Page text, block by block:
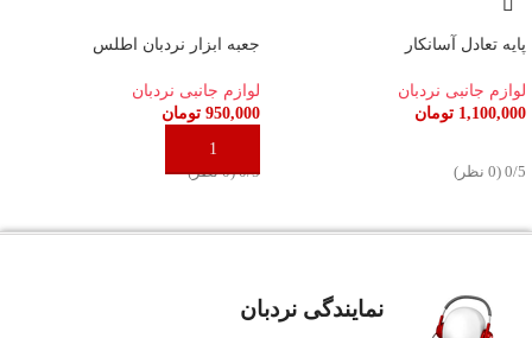
پایه تعادل آسانکار
لوازم جانبی نردبان
1,100,000 تومان
‫0/5 ‫(0 نظر)
جعبه ابزار نردبان اطلس
لوازم جانبی نردبان
950,000 تومان
افزودن به سبد خرید
‫0/5 ‫(0 نظر)
نمایندگی نردبان